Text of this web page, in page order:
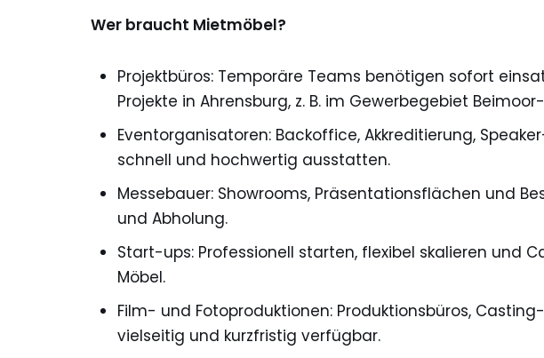
Wer braucht Mietmöbel?
Projektbüros: Temporäre Teams benötigen sofort
Projekte in Ahrensburg, z. B. im Gewerbegebiet
Eventorganisatoren: Backoffice, Akkreditierung,
schnell und hochwertig ausstatten.
Messebauer: Showrooms, Präsentationsflächen und
und Abholung.
Start-ups: Professionell starten, flexibel skalieren und
Möbel.
Film- und Fotoproduktionen: Produktionsbüros,
vielseitig und kurzfristig verfügbar.